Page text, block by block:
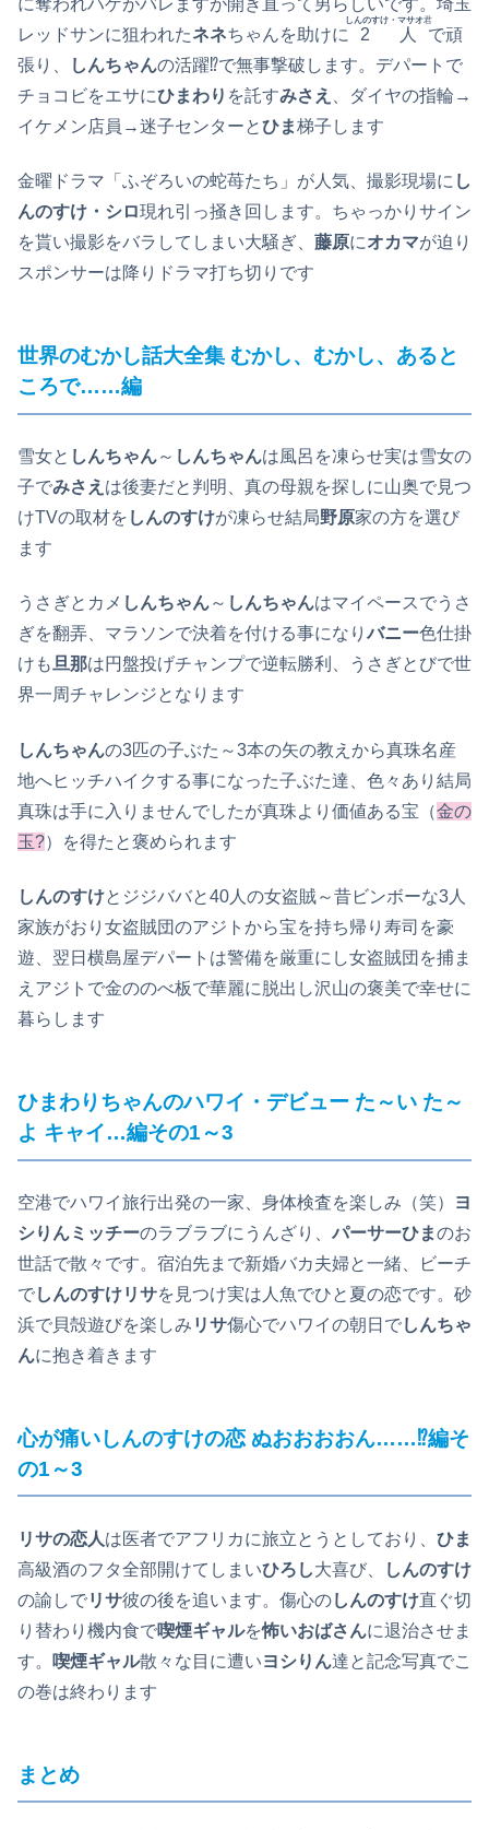
レッドサンに狙われたネネちゃんを助けに 2人
しんのすけ・マサオ君
で頑
張り、
しんちゃんの活躍⁉で無事撃破します。デパートで
チョコビをエサにひまわり を託すみさえ
、ダイヤの指輪→
イケメン店員→迷子センターとひま梯子します
金曜ドラマ「ふぞろいの蛇苺たち」が人気、撮影現場に し
んのすけ・シロ現れ引っ掻き回します。ちゃっかりサイン
を貰い撮影をバラしてしまい大騒ぎ、 藤原にオカマが迫り
スポンサーは降りドラマ打ち切りです
世界のむかし話大全集 むかし、むかし、あると
ころで……編
雪女と しんちゃん～ しんちゃんは風呂を凍らせ実は雪女の
子でみさえ は後妻だと判明、真の母親を探しに山奥で見つ
けTVの取材を しんのすけが凍らせ結局野原家の方を選び
ます
うさぎとカメ しんちゃん～ しんちゃんはマイペースでうさ
ぎを翻弄、マラソンで決着を付ける事になりバニー色仕掛
けも旦那は円盤投げチャンプで逆転勝利、うさぎとびで世
界一周チャレンジとなります
しんちゃんの3匹の子ぶた～3本の矢の教えから真珠名産
地へヒッチハイクする事になった子ぶた達、色々あり結局
真珠は手に入りませんでしたが真珠より価値ある宝（金の
玉?）を得たと褒められます
しんのすけとジジババと40人の女盗賊～昔ビンボーな3人
家族がおり女盗賊団のアジトから宝を持ち帰り寿司を豪
遊、翌日横島屋デパートは警備を厳重にし女盗賊団を捕ま
えアジトで金ののべ板で華麗に脱出し沢山の褒美で幸せに
暮らします
ひまわりちゃんのハワイ・デビュー た～い た～
よ キャイ…編その1～3
空港でハワイ旅行出発の一家、身体検査を楽しみ（笑）
ヨ
シりんミッチーのラブラブにうんざり、 パーサーひまのお
世話で散々です。宿泊先まで新婚バカ夫婦と一緒、ビーチ
でしんのすけリサを見つけ実は人魚でひと夏の恋です。砂
浜で貝殻遊びを楽しみ リサ傷心でハワイの朝日でしんちゃ
んに抱き着きます
心が痛いしんのすけの恋 ぬおおおおん……⁉編そ
の1～3
リサの恋人は医者でアフリカに旅立とうとしており、 ひま
高級酒のフタ全部開けてしまいひろし大喜び、
しんのすけ
の諭しでリサ彼の後を追います。傷心のしんのすけ直ぐ切
り替わり機内食で喫煙ギャルを怖いおばさんに退治させま
す。
喫煙ギャル散々な目に遭いヨシりん達と記念写真でこ
の巻は終わります
まとめ